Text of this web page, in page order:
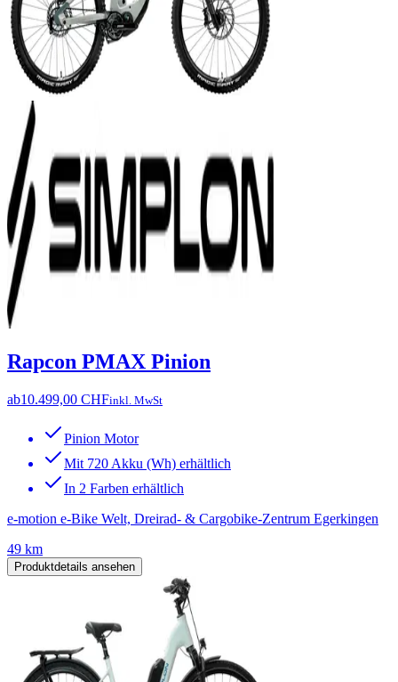
Rapcon PMAX Pinion
ab10.499,00 CHFinkl. MwSt
Pinion Motor
Mit 720 Akku (Wh) erhältlich
In 2 Farben erhältlich
e-motion e-Bike Welt, Dreirad- & Cargobike-Zentrum Egerkingen
49 km
Produktdetails ansehen